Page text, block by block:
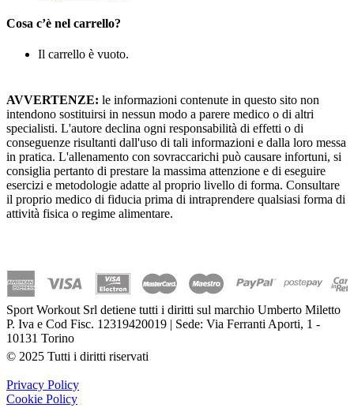
Cosa c’è nel carrello?
Il carrello è vuoto.
AVVERTENZE: le informazioni contenute in questo sito non
intendono sostituirsi in nessun modo a parere medico o di altri
specialisti. L'autore declina ogni responsabilità di effetti o di
conseguenze risultanti dall'uso di tali informazioni e dalla loro messa
in pratica. L'allenamento con sovraccarichi può causare infortuni, si
consiglia pertanto di prestare la massima attenzione e di eseguire
esercizi e metodologie adatte al proprio livello di forma. Consultare
il proprio medico di fiducia prima di intraprendere qualsiasi forma di
attività fisica o regime alimentare.
Sport Workout Srl detiene tutti i diritti sul marchio Umberto Miletto
P. Iva e Cod Fisc. 12319420019 | Sede: Via Ferranti Aporti, 1 -
10131 Torino
© 2025 Tutti i diritti riservati
Privacy Policy
Cookie Policy